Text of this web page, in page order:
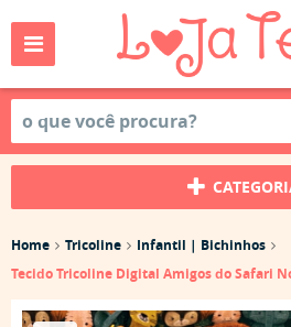
Home Tricoline
Infantil | Bichinhos
Tecido Tricoline Digital Amigos do Safari